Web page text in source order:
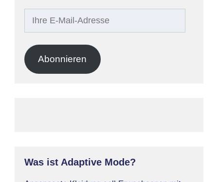
Adresse
Abonnieren
Was ist Adaptive Mode?